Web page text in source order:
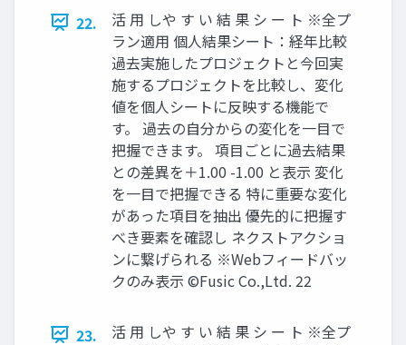
22.
活 用 しや す い 結 果 シ ー ト ※全プ
ラン適用 個人結果シート：経年比較
過去実施したプロジェクトと今回実
施するプロジェクトを比較し、変化
値を個人シートに反映する機能で
す。 過去の自分からの変化を一目で
把握できます。 項目ごとに過去結果
との差異を＋1.00 -1.00 と表示 変化
を一目で把握できる 特に重要な変化
があった項目を抽出 優先的に把握す
べき要素を確認し ネクストアクショ
ンに繋げられる ※Webフィードバッ
クのみ表示 ©️Fusic Co.,Ltd. 22
23.
活 用 しや す い 結 果 シ ー ト ※全プ